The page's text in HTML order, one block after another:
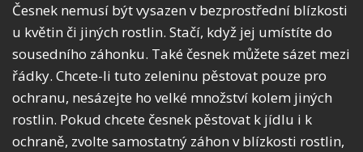
Česnek nemusí být vysazen v bezprostřední blízkosti
u květin či jiných rostlin. Stačí, když jej umístíte do
sousedního záhonku. Také česnek můžete sázet mezi
řádky. Chcete-li tuto zeleninu pěstovat pouze pro
ochranu, nesázejte ho velké množství kolem jiných
rostlin. Pokud chcete česnek pěstovat k jídlu i k
ochraně, zvolte samostatný záhon v blízkosti rostlin,